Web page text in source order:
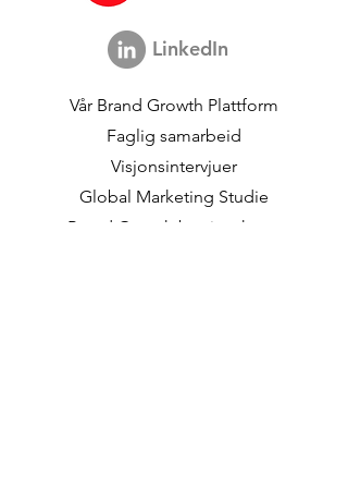
LinkedIn
Vår Brand Growth Plattform
Faglig samarbeid
Visjonsintervjuer
Global Marketing Studie
Brand Growth begivenheter